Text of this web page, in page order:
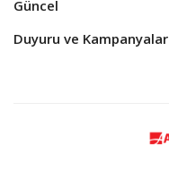
Güncel
Duyuru ve Kampanyalar